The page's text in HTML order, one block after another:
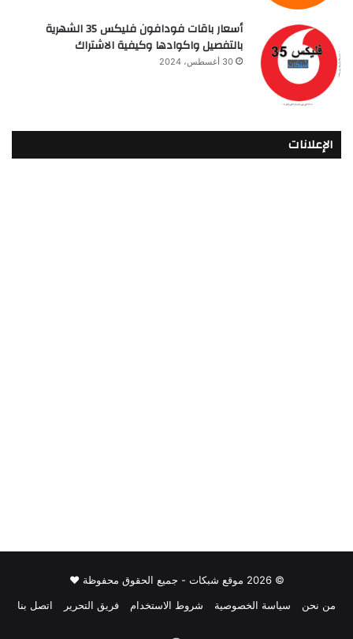
أسعار باقات فودافون فلیکس 35 الشهرية
بالتفصيل واكوادها وكيفية الاشتراك
30 أغسطس، 2024
الإعلانات
© 2026 موقع شبكات - جميع الحقوق محفوظة ♥
من نحن
سياسة الخصوصية شروط الاستخدام فريق التحرير اتصل بنا